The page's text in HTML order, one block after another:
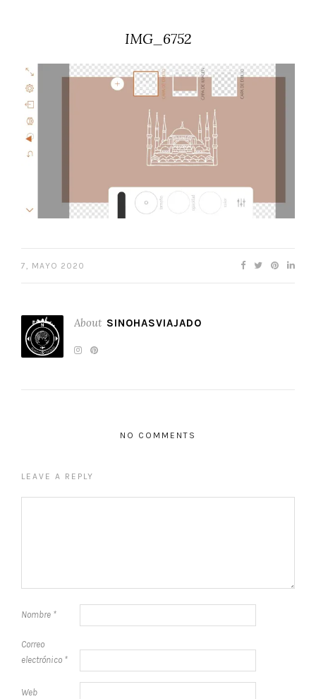
IMG_6752
7, MAYO 2020
About SINOHASVIAJADO
NO COMMENTS
LEAVE A REPLY
Nombre *
Correo
electrónico *
Web